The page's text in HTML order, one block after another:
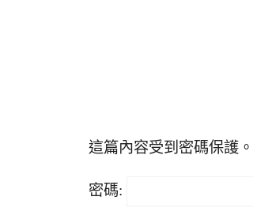
這篇內容受到密碼保護
密碼: